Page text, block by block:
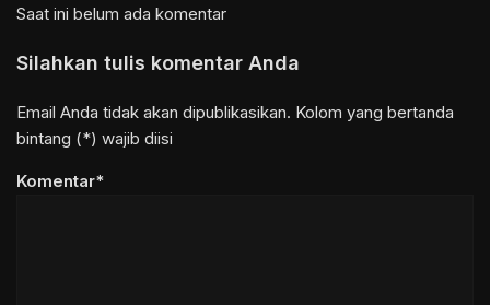
Saat ini belum ada komentar
Silahkan tulis komentar Anda
Email Anda tidak akan dipublikasikan. Kolom yang bertanda
bintang (*) wajib diisi
Komentar*